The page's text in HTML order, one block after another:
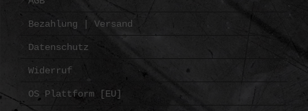
Bezahlung | Versand
Datenschutz
Widerruf
OS Plattform [EU]